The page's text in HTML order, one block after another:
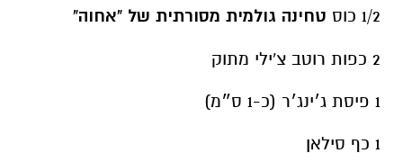
1/2 כוס טחינה גולמית מסורתית של "אחוה"
2 כפות רוטב צ'ילי מתוק
1 פיסת ג׳ינג׳ר (כ-1 ס״מ)
1 כף סילאן